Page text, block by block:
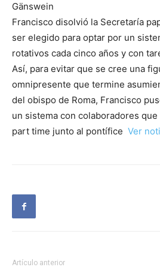
Gänswein
Francisco disolvió la Secretaría
ser elegido para optar por un
rotativos cada cinco años y con
Así, para evitar que se cree una
omnipresente que termine
del obispo de Roma, Francisco
un sistema con colaboradores
part time junto al pontífice Ver
Artículo anterior